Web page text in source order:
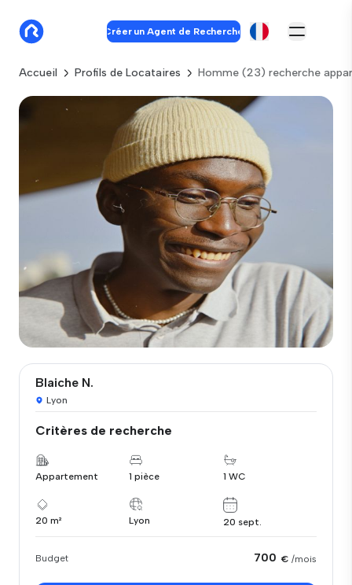
Créer un Agent de Recherche
Accueil Profils de Locataires Homme (23) recherche
Blaiche N.
Lyon
Critères de recherche
Appartement 1 pièce 1 WC
20 m² Lyon 20 sept.
Budget 700 € /mois